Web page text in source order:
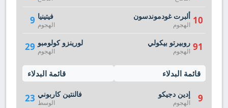
9 فيتينيا
الهجوم
29 لورينزو كولومبو
الهجوم
قائمة البدلاء
23 فالنتين كاربوني
الوسط
10 ألبرت غودموندسون
الهجوم
91 روبيرتو بيكولي
الهجوم
قائمة البدلاء
9 إدين دجيكو
الهجوم